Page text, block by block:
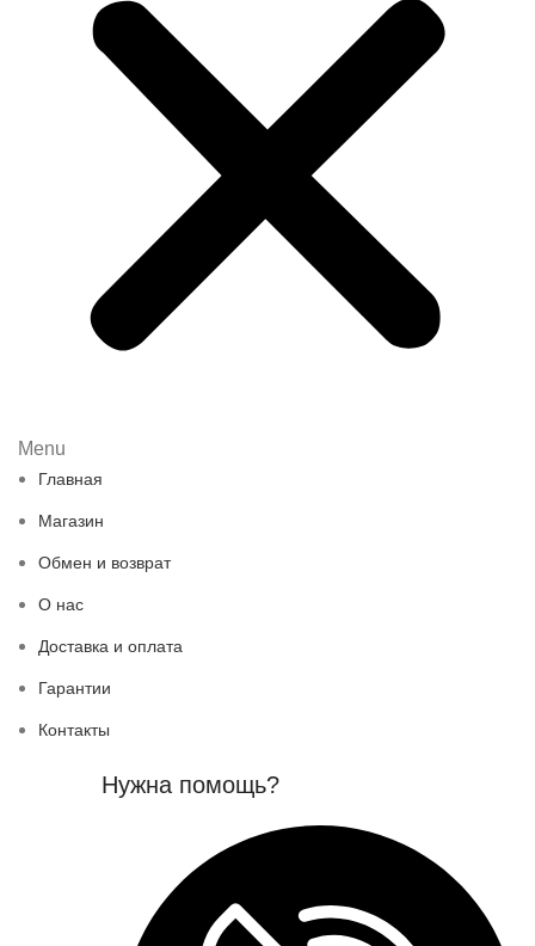
Menu
Главная
Магазин
Обмен и возврат
О нас
Доставка и оплата
Гарантии
Контакты
Нужна помощь?